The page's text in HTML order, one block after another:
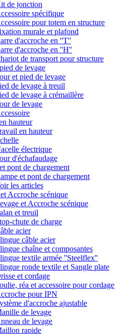
de jonction
spécifique
pour totem en structure
murale et plafond
d'accroche en ''T''
d'accroche en ''H''
de transport pour structure
de levage
et pied de levage
de levage à treuil
de levage à crémaillère
de levage
hauteur
en hauteur
électrique
d'échafaudage
pont de chargement
et pont de chargement
les articles
Accroche scénique
et Accroche scénique
et treuil
chute de charge
acier
câble acier
chaîne et composantes
textile armée ''Steelflex''
ronde textile et Sangle plate
et cordage
réa et accessoire pour cordage
pour IPN
d'accroche ajustable
de levage
de levage
rapide